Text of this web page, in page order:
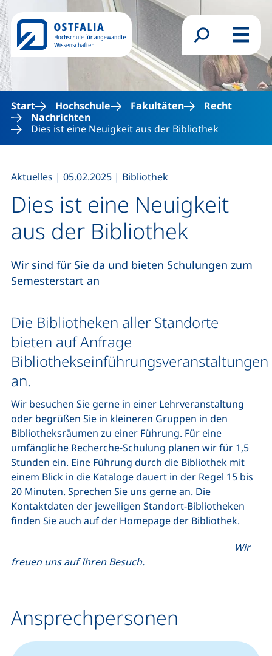
Direkt zum Inhalt
Suchformular
Menü
Start Hochschule Fakultäten
Recht
Nachrichten
Dies ist eine Neuigkeit aus der Bibliothek
Dies ist eine Neuigkeit
aus der Bibliothek
Aktuelles | 05.02.2025 | Bibliothek
Wir sind für Sie da und bieten Schulungen zum
Semesterstart an
Die Bibliotheken aller Standorte
bieten auf Anfrage
Bibliothekseinführungsveranstaltungen
an.
Wir besuchen Sie gerne in einer Lehrveranstaltung
oder begrüßen Sie in kleineren Gruppen in den
Bibliotheksräumen zu einer Führung. Für eine
umfängliche Recherche-Schulung planen wir für 1,5
Stunden ein. Eine Führung durch die Bibliothek mit
einem Blick in die Kataloge dauert in der Regel 15 bis
20 Minuten. Sprechen Sie uns gerne an. Die
Kontaktdaten der jeweiligen Standort-Bibliotheken
finden Sie auch auf der Homepage der Bibliothek.
Wir
freuen uns auf Ihren Besuch.
Ansprechpersonen